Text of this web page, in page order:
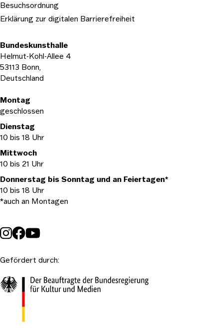
Gefördert durch:
Besuchsordnung
Erklärung zur digitalen Barrierefreiheit
Bundeskunsthalle
Helmut-Kohl-Allee 4
53113 Bonn,
Deutschland
Öffnungszeiten
Montag
geschlossen
Dienstag
10 bis 18 Uhr
Mittwoch
10 bis 21 Uhr
Donnerstag bis Sonntag und an Feiertagen*
10 bis 18 Uhr
*auch an Montagen